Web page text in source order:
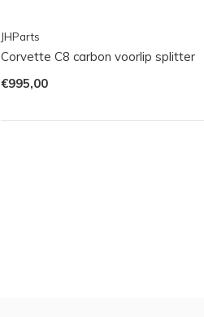
JHParts
Corvette C8 carbon voorlip splitter
€995,00